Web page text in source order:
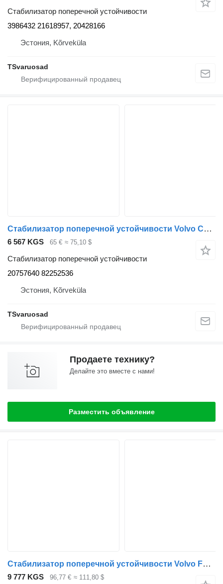
Стабилизатор поперечной устойчивости
3986432 21618957, 20428166
Эстония, Kõrveküla
TSvaruosad
Стабилизатор поперечной устойчивости Volvo Cab anti roll bar 20757640 для тягача Volvo FE280
6 567 KGS 65 € ≈ 75,10 $
Стабилизатор поперечной устойчивости
20757640 82252536
Эстония, Kõrveküla
TSvaruosad
Продаете технику?
Делайте это вместе с нами!
Разместить объявление
Стабилизатор поперечной устойчивости Volvo FE (01.13-) 21670045 для тягача Volvo FL, FE (2013-)
9 777 KGS 96,77 € ≈ 111,80 $